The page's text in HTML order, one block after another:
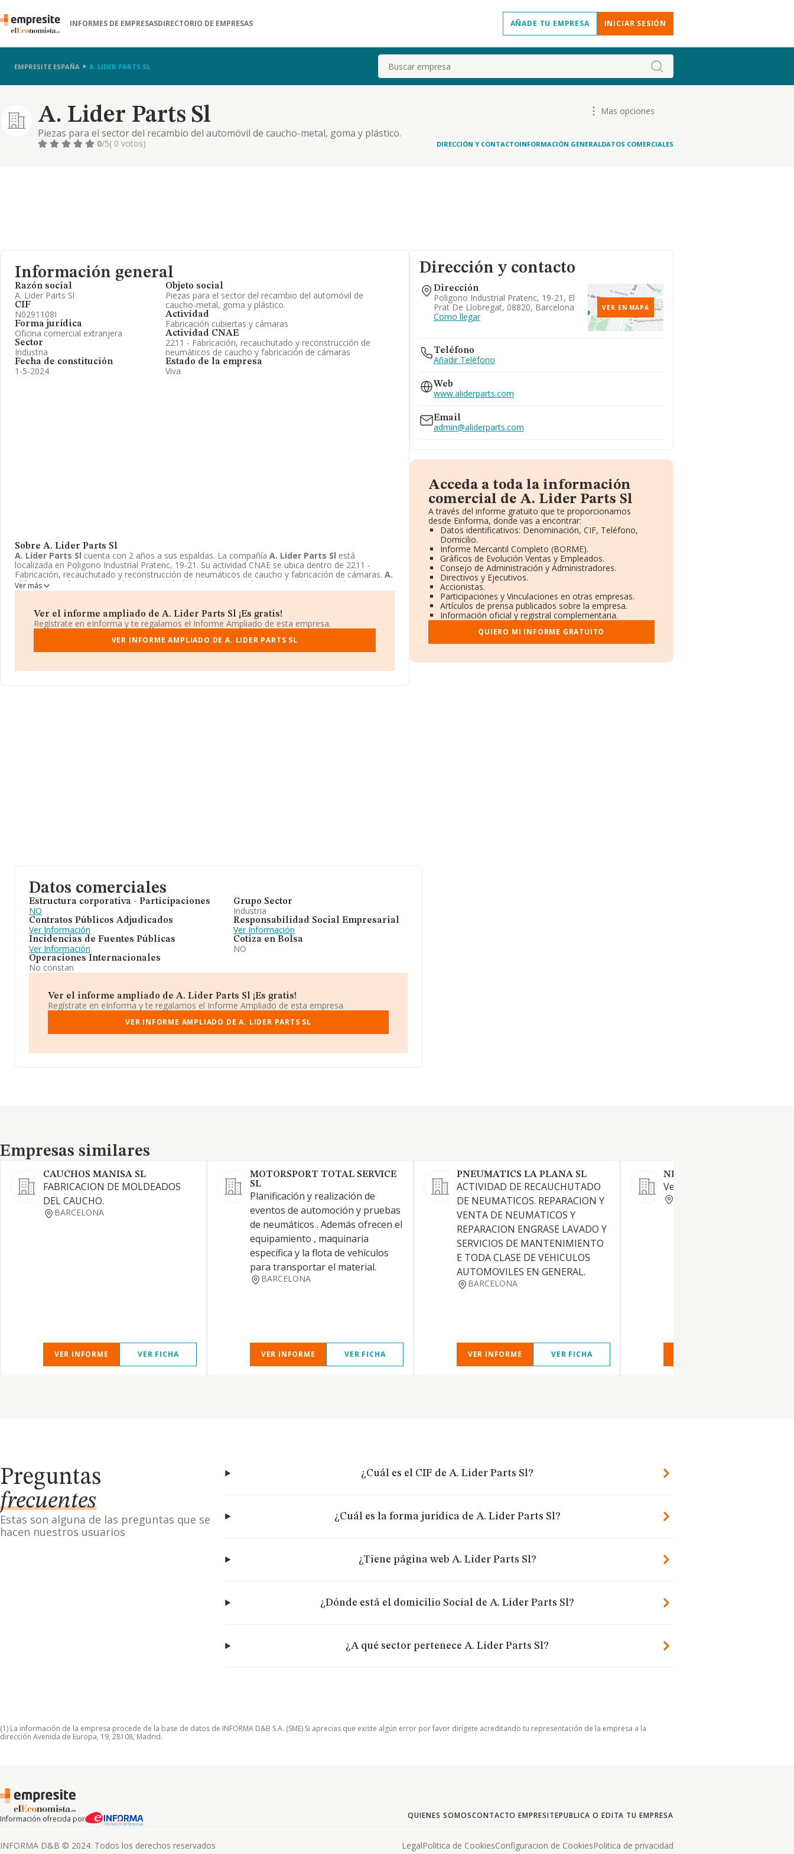
INFORMES DE EMPRESASDIRECTORIO DE EMPRESAS AÑADE TU EMPRESA INICIAR SESIÓN
EMPRESITE ESPAÑA A. LIDER PARTS SL Buscar
A. Lider Parts Sl
Piezas para el sector del recambio del automóvil de caucho-metal, goma y plástico.
Mas opciones
0/5( 0 votos) DIRECCIÓN Y CONTACTOINFORMACIÓN GENERALDATOS COMERCIALES
Información general
Razón social
A. Lider Parts Sl
CIF
N0291108I
Forma jurídica
Oficina comercial extranjera
Sector
Industria
Fecha de constitución
1-5-2024
Objeto social
Piezas para el sector del recambio del automóvil de
caucho-metal, goma y plástico.
Actividad
Fabricación cubiertas y cámaras
Actividad CNAE
2211 - Fabricación, recauchutado y reconstrucción de
neumáticos de caucho y fabricación de cámaras
Estado de la empresa
Viva
Sobre A. Lider Parts Sl
A. Lider Parts Sl cuenta con 2 años a sus espaldas. La compañía A. Lider Parts Sl está
localizada en Poligono Industrial Pratenc, 19-21. Su actividad CNAE se ubica dentro de 2211 -
Fabricación, recauchutado y reconstrucción de neumáticos de caucho y fabricación de cámaras. A.
Lider Parts Sl tiene un modelo de sociedad Oficina comercial extranjera. Obtenga más
información haciendo clic en el siguiente enlace:http://www.aliderparts.com.
Ver más
Ver el informe ampliado de A. Lider Parts Sl ¡Es gratis!
Regístrate en eInforma y te regalamos el Informe Ampliado de esta empresa.
VER INFORME AMPLIADO DE A. LIDER PARTS SL
Dirección y contacto
Dirección
Poligono Industrial Pratenc, 19-21, El
Prat De Llobregat, 08820, Barcelona
Como llegar
VER EN MAPA
Teléfono
Añadir Teléfono
Web
www.aliderparts.com
Email
admin@aliderparts.com
Acceda a toda la información
comercial de A. Lider Parts Sl
A través del informe gratuito que te proporcionamos
desde Einforma, donde vas a encontrar:
Datos identificativos: Denominación, CIF, Teléfono,
Domicilio.
Informe Mercantil Completo (BORME).
Gráficos de Evolución Ventas y Empleados.
Consejo de Administración y Administradores.
Directivos y Ejecutivos.
Accionistas.
Participaciones y Vinculaciones en otras empresas.
Artículos de prensa publicados sobre la empresa.
Información oficial y registral complementaria.
QUIERO MI INFORME GRATUITO
Datos comerciales
Estructura corporativa - Participaciones
NO
Contratos Públicos Adjudicados
Ver Información
Incidencias de Fuentes Públicas
Ver Información
Operaciones Internacionales
No constan
Grupo Sector
Industria
Responsabilidad Social Empresarial
Ver Información
Cotiza en Bolsa
NO
Ver el informe ampliado de A. Lider Parts Sl ¡Es gratis!
Regístrate en eInforma y te regalamos el Informe Ampliado de esta empresa.
VER INFORME AMPLIADO DE A. LIDER PARTS SL
Empresas similares
Empresas similares
CAUCHOS MANISA SL
FABRICACION DE MOLDEADOS
DEL CAUCHO.
BARCELONA
VER INFORME VER FICHA
MOTORSPORT TOTAL SERVICE
SL
Planificación y realización de
eventos de automoción y pruebas
de neumáticos . Además ofrecen el
equipamiento , maquinaria
específica y la flota de vehículos
para transportar el material.
BARCELONA
VER INFORME VER FICHA
PNEUMATICS LA PLANA SL
ACTIVIDAD DE RECAUCHUTADO
DE NEUMATICOS. REPARACION Y
VENTA DE NEUMATICOS Y
REPARACION ENGRASE LAVADO Y
SERVICIOS DE MANTENIMIENTO
E TODA CLASE DE VEHICULOS
AUTOMOVILES EN GENERAL.
BARCELONA
VER INFORME VER FICHA
NEUMATICOS DIAZ
Venta y reparación de
Preguntas
frecuentes
Estas son alguna de las preguntas que se
hacen nuestros usuarios
¿Cuál es el CIF de A. Lider Parts Sl?
¿Cuál es la forma jurídica de A. Lider Parts Sl?
¿Tiene página web A. Lider Parts Sl?
¿Dónde está el domicilio Social de A. Lider Parts Sl?
¿A qué sector pertenece A. Lider Parts Sl?
(1) La información de la empresa procede de la base de datos de INFORMA D&B S.A. (SME) Si aprecias que existe algún error por favor dirígete acreditando tu representación de la empresa a la
dirección Avenida de Europa, 19, 28108, Madrid.
Información ofrecida por QUIENES SOMOSCONTACTO EMPRESITEPUBLICA O EDITA TU EMPRESA
INFORMA D&B © 2024. Todos los derechos reservados LegalPolitica de CookiesConfiguracion de CookiesPolitica de privacidad